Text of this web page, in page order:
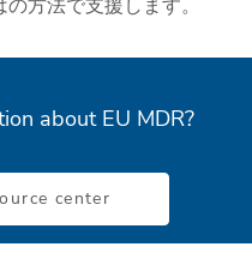
方法で支援します。
about EU MDR?
center